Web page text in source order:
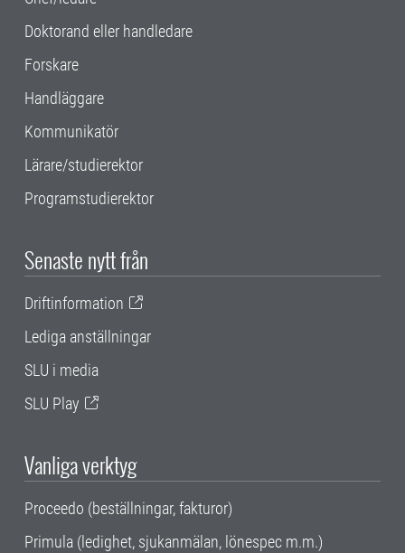
Doktorand eller handledare
Forskare
Handläggare
Kommunikatör
Lärare/studierektor
Programstudierektor
Senaste nytt från
Driftinformation
Lediga anställningar
SLU i media
SLU Play
Vanliga verktyg
Proceedo (beställningar, fakturor)
Primula (ledighet, sjukanmälan, lönespec m.m.)